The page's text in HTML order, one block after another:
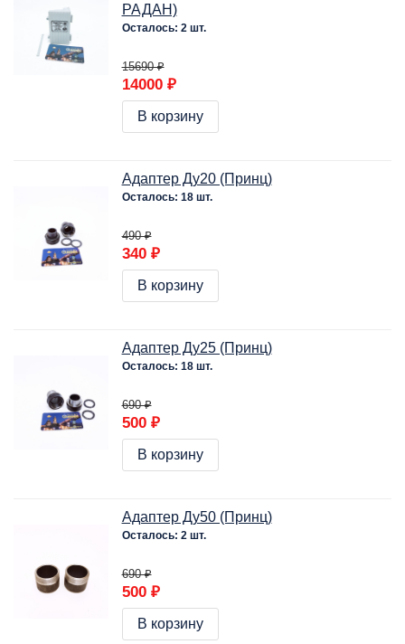
РАДАН)
Осталось: 2 шт.
15690 ₽
14000 ₽
В корзину
Адаптер Ду20 (Принц)
Осталось: 18 шт.
490 ₽
340 ₽
В корзину
Адаптер Ду25 (Принц)
Осталось: 18 шт.
690 ₽
500 ₽
В корзину
Адаптер Ду50 (Принц)
Осталось: 2 шт.
690 ₽
500 ₽
В корзину